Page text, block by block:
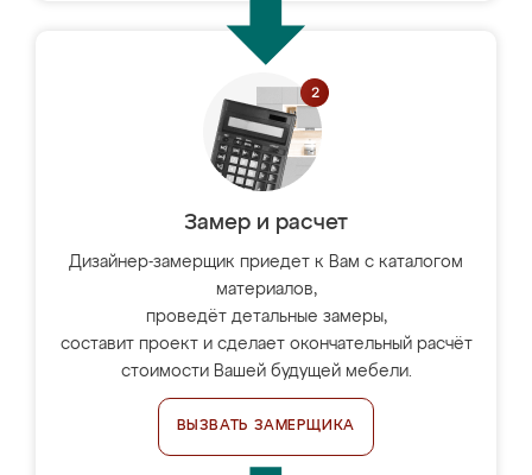
Замер и расчет
Дизайнер-замерщик приедет к Вам с каталогом
материалов,
проведёт детальные замеры,
составит проект и сделает окончательный расчёт
стоимости Вашей будущей мебели.
ВЫЗВАТЬ ЗАМЕРЩИКА